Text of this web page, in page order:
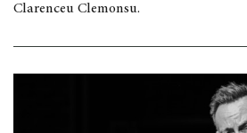
Clarenceu Clemonsu.